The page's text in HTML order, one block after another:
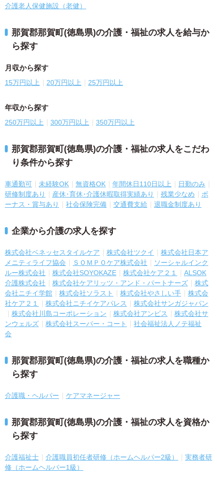
介護老人保健施設（老健）
那賀郡那賀町(徳島県)の介護・福祉の求人を給与か
ら探す
月収から探す
15万円以上 20万円以上 25万円以上
年収から探す
250万円以上 300万円以上 350万円以上
那賀郡那賀町(徳島県)の介護・福祉の求人をこだわ
り条件から探す
車通勤可 未経験OK 無資格OK 年間休日110日以上
日勤のみ
研修制度あり
産休･育休･介護休暇取得実績あり 残業少なめ
ボ
ーナス・賞与あり
社会保険完備 交通費支給 退職金制度あり
企業から介護の求人を探す
株式会社ベネッセスタイルケア 株式会社ツクイ
株式会社日本ア
メニティライフ協会
ＳＯＭＰＯケア株式会社
ソーシャルインク
ルー株式会社
株式会社SOYOKAZE 株式会社ケア２１
ALSOK
介護株式会社
株式会社ケアリッツ・アンド・パートナーズ
株式
会社ニチイ学館
株式会社ソラスト 株式会社やさしい手
株式会
社ケア２１
株式会社ニチイケアパレス
株式会社サンガジャパン
株式会社川島コーポレーション
株式会社アンビス
株式会社サ
ンウェルズ
株式会社スーパー・コート
社会福祉法人ノテ福祉
会
那賀郡那賀町(徳島県)の介護・福祉の求人を職種か
ら探す
介護職・ヘルパー ケアマネージャー
那賀郡那賀町(徳島県)の介護・福祉の求人を資格か
ら探す
介護福祉士 介護職員初任者研修（ホームヘルパー2級）
実務者研
修（ホームヘルパー1級）